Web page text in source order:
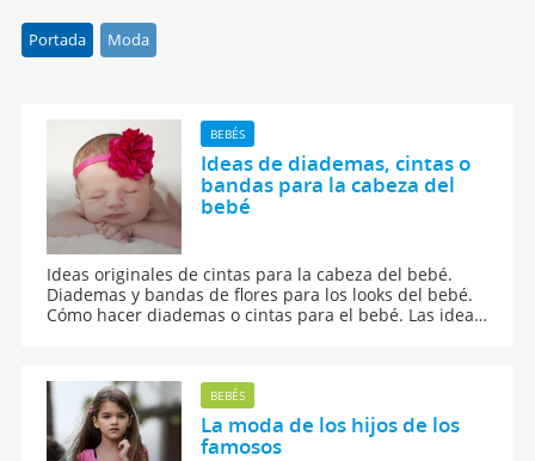
Portada Moda
BEBÉS
Ideas de diademas, cintas o
bandas para la cabeza del
bebé
Ideas originales de cintas para la cabeza del bebé.
Diademas y bandas de flores para los looks del bebé.
Cómo hacer diademas o cintas para el bebé. Las ideas
BEBÉS
La moda de los hijos de los
famosos